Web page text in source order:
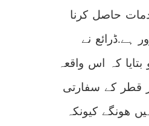
حاصل کرنا
ہے.ڈرائع نے
کہ اس واقعہ
قطر کے سفارتی
ھونگے کیونکہ